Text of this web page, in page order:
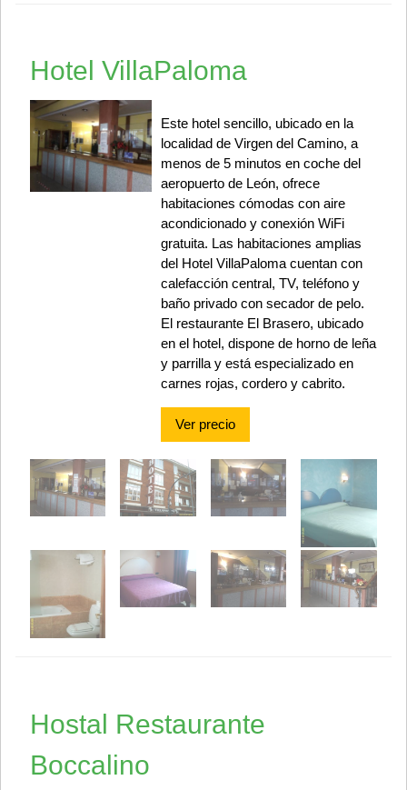
Hotel VillaPaloma
Este hotel sencillo, ubicado en la
localidad de Virgen del Camino, a
menos de 5 minutos en coche del
aeropuerto de León, ofrece
habitaciones cómodas con aire
acondicionado y conexión WiFi
gratuita. Las habitaciones amplias
del Hotel VillaPaloma cuentan con
calefacción central, TV, teléfono y
baño privado con secador de pelo.
El restaurante El Brasero, ubicado
en el hotel, dispone de horno de leña
y parrilla y está especializado en
carnes rojas, cordero y cabrito.
Ver precio
Hostal Restaurante
Boccalino